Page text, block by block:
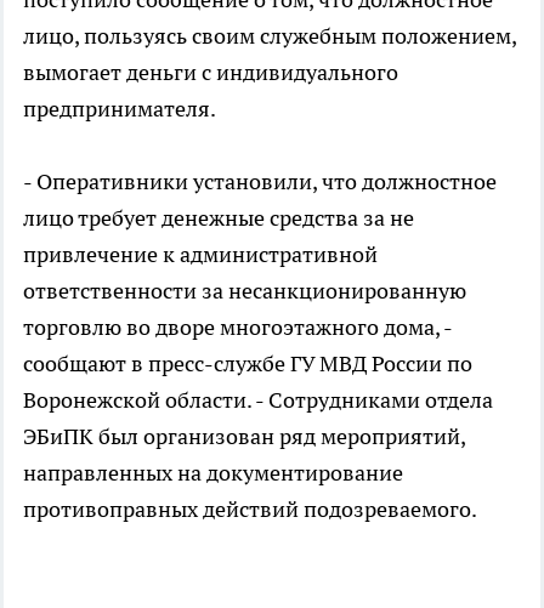
лицо, пользуясь своим служебным положением,
вымогает деньги с индивидуального
предпринимателя.
- Оперативники установили, что должностное
лицо требует денежные средства за не
привлечение к административной
ответственности за несанкционированную
торговлю во дворе многоэтажного дома, -
сообщают в пресс-службе ГУ МВД России по
Воронежской области. - Сотрудниками отдела
ЭБиПК был организован ряд мероприятий,
направленных на документирование
противоправных действий подозреваемого.